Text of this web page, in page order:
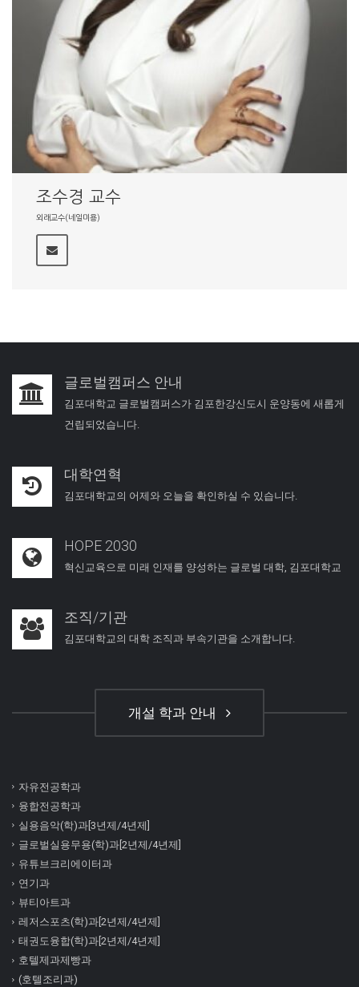
조수경 교수
외래교수(네일미용)
글로벌캠퍼스 안내
김포대학교 글로벌캠퍼스가 김포한강신도시 운양동에 새롭게
건립되었습니다.
대학연혁
김포대학교의 어제와 오늘을 확인하실 수 있습니다.
HOPE 2030
혁신교육으로 미래 인재를 양성하는 글로벌 대학, 김포대학교
조직/기관
김포대학교의 대학 조직과 부속기관을 소개합니다.
개설 학과 안내
자유전공학과
융합전공학과
실용음악(학)과[3년제/4년제]
글로벌실용무용(학)과[2년제/4년제]
유튜브크리에이터과
연기과
뷰티아트과
레저스포츠(학)과[2년제/4년제]
태권도융합(학)과[2년제/4년제]
호텔제과제빵과
(호텔조리과)